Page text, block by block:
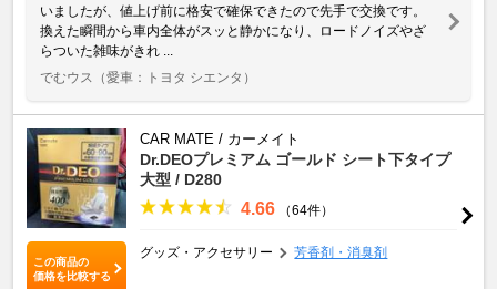
いましたが、値上げ前に格安で確保できたので先手で交換です。
換えた瞬間から車内全体がスッと静かになり、ロードノイズやざ
らついた雑味がきれ ...
でむウス
（愛車：トヨタ シエンタ）
この商品の
価格を比較する
CAR MATE / カーメイト
Dr.DEOプレミアム ゴールド シート下タイプ
大型 / D280
4.66 （64件）
グッズ・アクセサリー 芳香剤・消臭剤